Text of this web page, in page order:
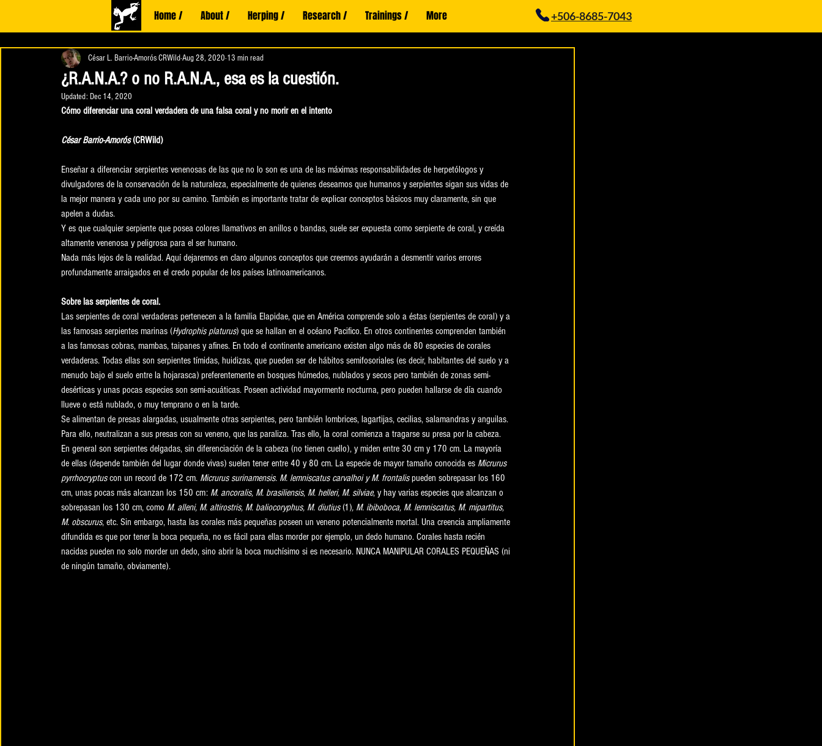
Home / About / Herping / Research / Trainings / More +506-8685-7043
¿R.A.N.A.? o no R.A.N.A., esa es la cuestión.
César L. Barrio-Amorós CRWildAug 28, 2020 13 min read
Updated: Dec 14, 2020
Cómo diferenciar una coral verdadera de una falsa coral y no morir en el intento
César Barrio-Amorós (CRWild)
Enseñar a diferenciar serpientes venenosas de las que no lo son es una de las máximas responsabilidades de herpetólogos y
divulgadores de la conservación de la naturaleza, especialmente de quienes deseamos que humanos y serpientes sigan sus vidas de
la mejor manera y cada uno por su camino. También es importante tratar de explicar conceptos básicos muy claramente, sin que
apelen a dudas.
Y es que cualquier serpiente que posea colores llamativos en anillos o bandas, suele ser expuesta como serpiente de coral, y creída
altamente venenosa y peligrosa para el ser humano.
Nada más lejos de la realidad. Aquí dejaremos en claro algunos conceptos que creemos ayudarán a desmentir varios errores
profundamente arraigados en el credo popular de los países latinoamericanos.
Sobre las serpientes de coral.
Las serpientes de coral verdaderas pertenecen a la familia Elapidae, que en América comprende solo a éstas (serpientes de coral) y a
las famosas serpientes marinas (Hydrophis platurus) que se hallan en el océano Pacifico. En otros continentes comprenden también
a las famosas cobras, mambas, taipanes y afines. En todo el continente americano existen algo más de 80 especies de corales
verdaderas. Todas ellas son serpientes tímidas, huidizas, que pueden ser de hábitos semifosoriales (es decir, habitantes del suelo y a
menudo bajo el suelo entre la hojarasca) preferentemente en bosques húmedos, nublados y secos pero también de zonas semi-
desérticas y unas pocas especies son semi-acuáticas. Poseen actividad mayormente nocturna, pero pueden hallarse de día cuando
llueve o está nublado, o muy temprano o en la tarde.
Se alimentan de presas alargadas, usualmente otras serpientes, pero también lombrices, lagartijas, cecilias, salamandras y anguilas.
Para ello, neutralizan a sus presas con su veneno, que las paraliza. Tras ello, la coral comienza a tragarse su presa por la cabeza.
En general son serpientes delgadas, sin diferenciación de la cabeza (no tienen cuello), y miden entre 30 cm y 170 cm. La mayoría
de ellas (depende también del lugar donde vivas) suelen tener entre 40 y 80 cm. La especie de mayor tamaño conocida es Micrurus
pyrrhocryptus con un record de 172 cm. Micrurus surinamensis. M. lemniscatus carvalhoi y M. frontalis pueden sobrepasar los 160
cm, unas pocas más alcanzan los 150 cm: M. ancoralis, M. brasiliensis, M. helleri, M. silviae, y hay varias especies que alcanzan o
sobrepasan los 130 cm, como M. alleni, M. altirostris, M. baliocoryphus, M. diutius (1), M. ibiboboca, M. lemniscatus, M. mipartitus,
M. obscurus, etc. Sin embargo, hasta las corales más pequeñas poseen un veneno potencialmente mortal. Una creencia ampliamente
difundida es que por tener la boca pequeña, no es fácil para ellas morder por ejemplo, un dedo humano. Corales hasta recién
nacidas pueden no solo morder un dedo, sino abrir la boca muchísimo si es necesario. NUNCA MANIPULAR CORALES PEQUEÑAS (ni
de ningún tamaño, obviamente).